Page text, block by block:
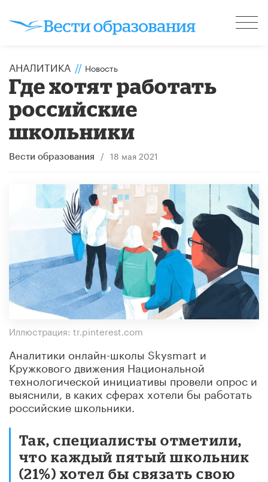
АНАЛИТИКА // Новость
Где хотят работать
российские
школьники
Вести образования / 18 мая 2021
Иллюстрация: tr.pinterest.com
Аналитики онлайн-школы Skysmart и
Кружкового движения Национальной
технологической инициативы провели опрос и
выяснили, в каких сферах хотели бы работать
российские школьники.
Так, специалисты отметили,
что каждый пятый школьник
(21%) хотел бы связать свою